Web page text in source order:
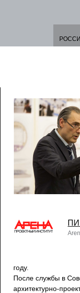
году.
После службы в
архитектурно-